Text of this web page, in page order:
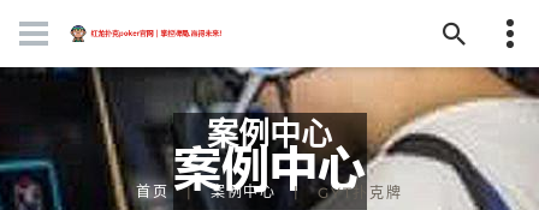
案例中心
首页 案例中心 GYT扑克牌